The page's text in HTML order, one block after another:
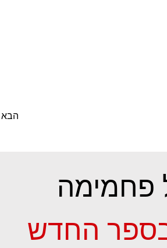
הבא
פחמימה
החדש